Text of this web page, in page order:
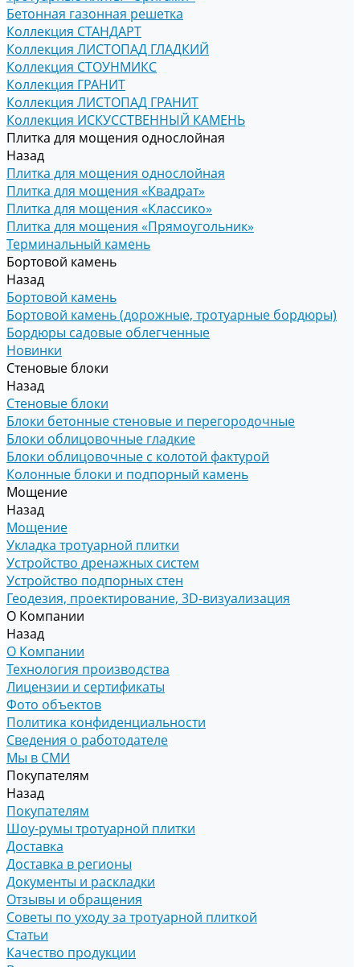
Бетонная газонная решетка
Коллекция СТАНДАРТ
Коллекция ЛИСТОПАД ГЛАДКИЙ
Коллекция СТОУНМИКС
Коллекция ГРАНИТ
Коллекция ЛИСТОПАД ГРАНИТ
Коллекция ИСКУССТВЕННЫЙ КАМЕНЬ
Плитка для мощения однослойная
Назад
Плитка для мощения однослойная
Плитка для мощения «Квадрат»
Плитка для мощения «Классико»
Плитка для мощения «Прямоугольник»
Терминальный камень
Бортовой камень
Назад
Бортовой камень
Бортовой камень (дорожные, тротуарные бордюры)
Бордюры садовые облегченные
Новинки
Стеновые блоки
Назад
Стеновые блоки
Блоки бетонные стеновые и перегородочные
Блоки облицовочные гладкие
Блоки облицовочные с колотой фактурой
Колонные блоки и подпорный камень
Мощение
Назад
Мощение
Укладка тротуарной плитки
Устройство дренажных систем
Устройство подпорных стен
Геодезия, проектирование, 3D-визуализация
О Компании
Назад
О Компании
Технология производства
Лицензии и сертификаты
Фото объектов
Политика конфиденциальности
Сведения о работодателе
Мы в СМИ
Покупателям
Назад
Покупателям
Шоу-румы тротуарной плитки
Доставка
Доставка в регионы
Документы и раскладки
Отзывы и обращения
Советы по уходу за тротуарной плиткой
Статьи
Качество продукции